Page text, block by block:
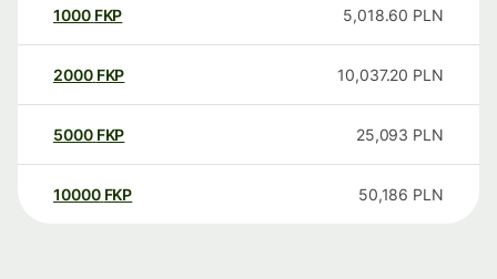
1000 FKP 5,018.60 PLN
2000 FKP 10,037.20 PLN
5000 FKP 25,093 PLN
10000 FKP 50,186 PLN